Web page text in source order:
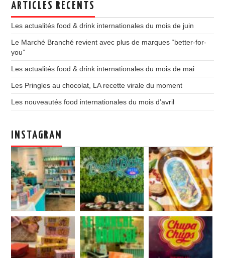
ARTICLES RÉCENTS
Les actualités food & drink internationales du mois de juin
Le Marché Branché revient avec plus de marques “better-for-
you”
Les actualités food & drink internationales du mois de mai
Les Pringles au chocolat, LA recette virale du moment
Les nouveautés food internationales du mois d’avril
INSTAGRAM